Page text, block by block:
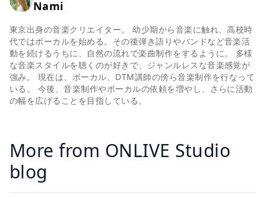
東京出身の音楽クリエイター。 幼少期から音楽に触れ、高校時
動を続けるうちに、自然の流れで楽曲制作をするように。 多様
な音楽スタイルを聴くのが好きで、ジャンルレスな音楽感覚が
強み。 現在は、ボーカル、DTM講師の傍ら音楽制作を行なって
いる。 今後、音楽制作やボーカルの依頼を増やし、さらに活動
の幅を広げることを目指している。
blog